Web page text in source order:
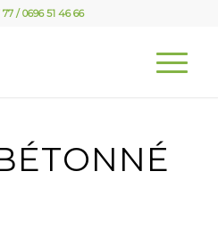
77 / 0696 51 46 66